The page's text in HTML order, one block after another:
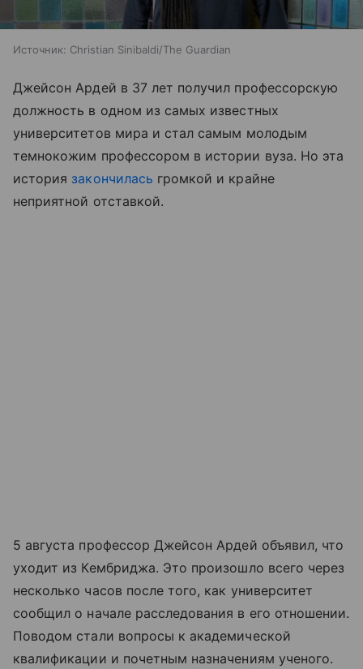
Источник: Christian Sinibaldi/The Guardian
Джейсон Ардей в 37 лет получил профессорскую
должность в одном из самых известных
университетов мира и стал самым молодым
темнокожим профессором в истории вуза. Но эта
история закончилась громкой и крайне
неприятной отставкой.
5 августа профессор Джейсон Ардей объявил, что
уходит из Кембриджа. Это произошло всего через
несколько часов после того, как университет
сообщил о начале расследования в его отношении.
Поводом стали вопросы к академической
квалификации и почетным назначениям ученого.